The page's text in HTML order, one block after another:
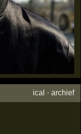
ical ·archief